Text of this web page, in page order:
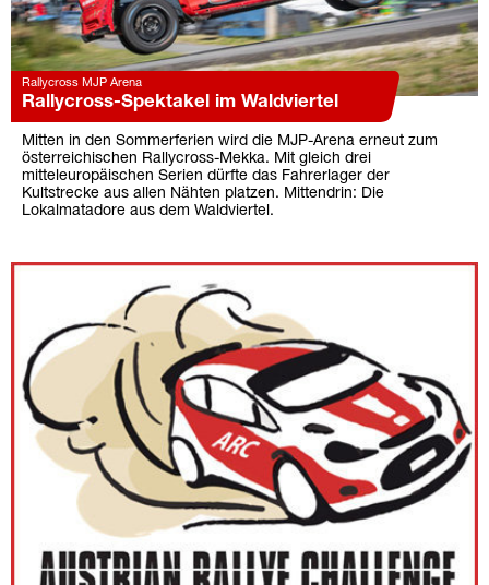
Rallycross MJP Arena
Rallycross-Spektakel im Waldviertel
Mitten in den Sommerferien wird die MJP-Arena erneut zum
österreichischen Rallycross-Mekka. Mit gleich drei
mitteleuropäischen Serien dürfte das Fahrerlager der
Kultstrecke aus allen Nähten platzen. Mittendrin: Die
Lokalmatadore aus dem Waldviertel.